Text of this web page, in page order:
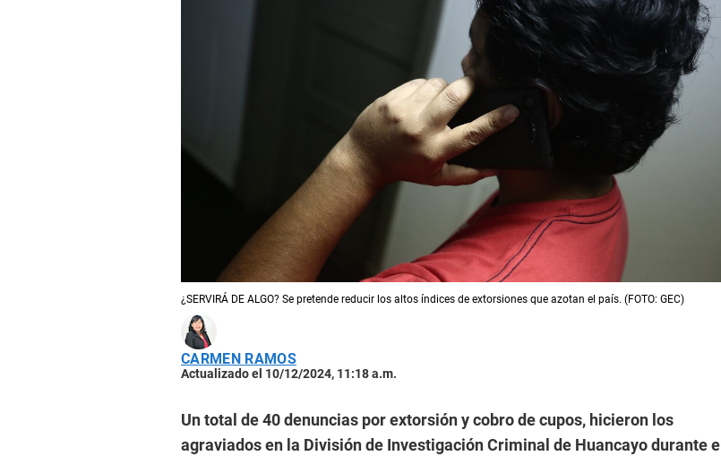
¿SERVIRÁ DE ALGO? Se pretende reducir los altos índices de extorsiones que azotan el país. (FOTO: GEC)
CARMEN RAMOS
Actualizado el 10/12/2024, 11:18 a.m.
Un total de 40 denuncias por extorsión y cobro de cupos, hicieron los
agraviados en la División de Investigación Criminal de Huancayo durante el